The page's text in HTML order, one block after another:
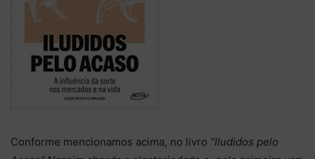
Conforme mencionamos acima, no livro “Iludidos pelo